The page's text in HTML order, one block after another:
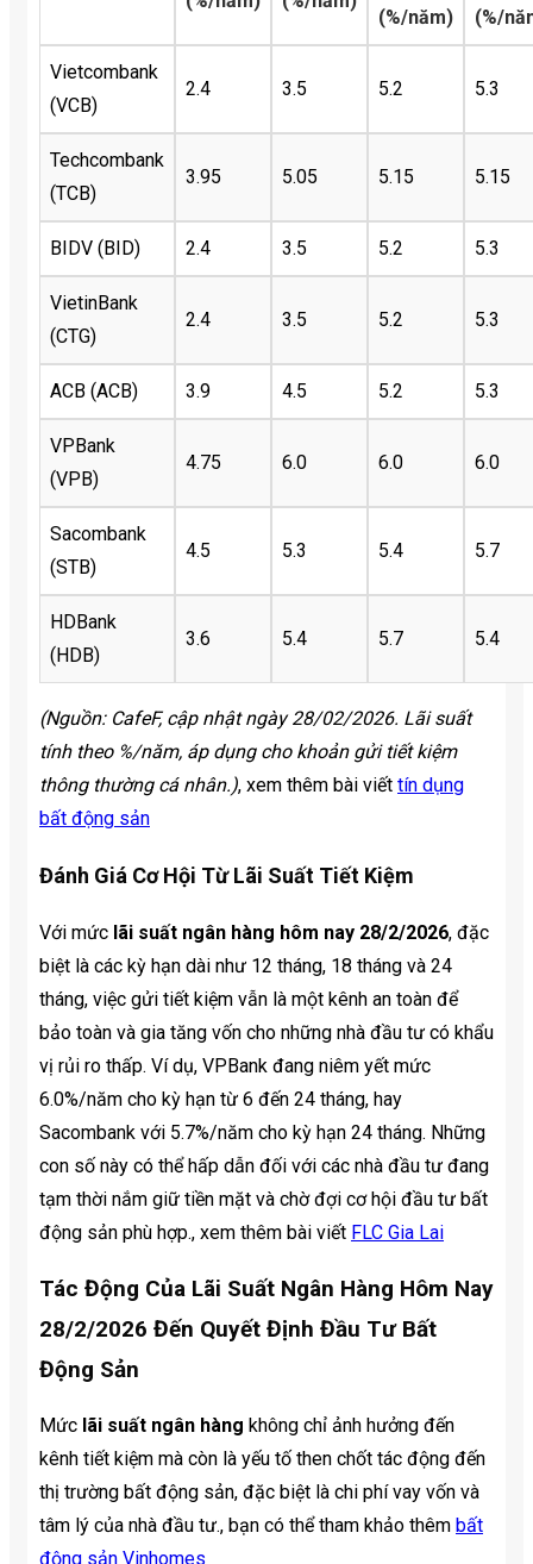
(%/năm)
(%/
Vietcombank
(VCB)
2.4 3.5 5.2 5.3
Techcombank
(TCB)
3.95 5.05 5.15 5.15
BIDV (BID) 2.4 3.5 5.2 5.3
VietinBank
(CTG)
2.4 3.5 5.2 5.3
ACB (ACB) 3.9 4.5 5.2 5.3
VPBank
(VPB)
4.75 6.0 6.0 6.0
Sacombank
(STB)
4.5 5.3 5.4 5.7
HDBank
(HDB)
3.6 5.4 5.7 5.4
(Nguồn: CafeF, cập nhật ngày 28/02/2026. Lãi suất
tính theo %/năm, áp dụng cho khoản gửi tiết kiệm
thông thường cá nhân.), xem thêm bài viết tín dụng
bất động sản
Đánh Giá Cơ Hội Từ Lãi Suất Tiết Kiệm
Với mức lãi suất ngân hàng hôm nay 28/2/2026, đặc
biệt là các kỳ hạn dài như 12 tháng, 18 tháng và 24
tháng, việc gửi tiết kiệm vẫn là một kênh an toàn để
bảo toàn và gia tăng vốn cho những nhà đầu tư có khẩu
vị rủi ro thấp. Ví dụ, VPBank đang niêm yết mức
6.0%/năm cho kỳ hạn từ 6 đến 24 tháng, hay
Sacombank với 5.7%/năm cho kỳ hạn 24 tháng. Những
con số này có thể hấp dẫn đối với các nhà đầu tư đang
tạm thời nắm giữ tiền mặt và chờ đợi cơ hội đầu tư bất
động sản phù hợp., xem thêm bài viết FLC Gia Lai
Tác Động Của Lãi Suất Ngân Hàng Hôm Nay
28/2/2026 Đến Quyết Định Đầu Tư Bất
Động Sản
Mức lãi suất ngân hàng không chỉ ảnh hưởng đến
kênh tiết kiệm mà còn là yếu tố then chốt tác động đến
thị trường bất động sản, đặc biệt là chi phí vay vốn và
tâm lý của nhà đầu tư., bạn có thể tham khảo thêm bất
động sản Vinhomes